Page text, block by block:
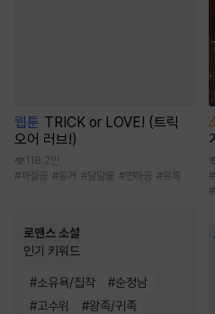
웹툰 TRICK or LOVE! (트릭
오어 러브!)
118.2만
#까칠공 #동거 #달달물 #연하공 #유혹
로맨스 소설
인기 키워드
#소유욕/집착 #순정남
#고수위 #왕족/귀족
#
#